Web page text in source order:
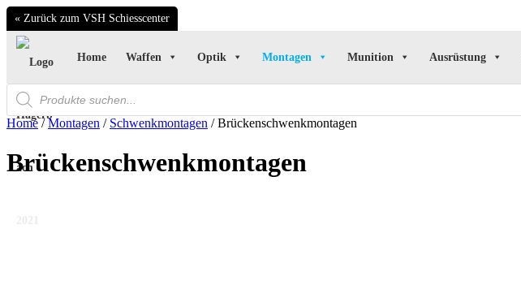
« Zurück zum VSH Schiesscenter
Home Waffen Optik Montagen Munition Ausrüstung
Products
search
Home/Montagen / Schwenkmontagen / Brückenschwenkmontagen
Brückenschwenkmontagen